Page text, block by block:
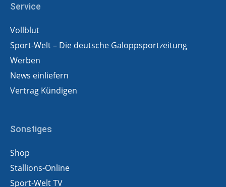
Service
Vollblut
Sport-Welt – Die deutsche Galoppsportzeitung
Werben
News einliefern
Vertrag Kündigen
Sonstiges
Shop
Stallions-Online
Sport-Welt TV